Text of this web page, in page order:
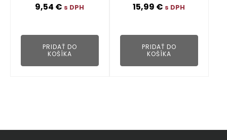
9,54 € s DPH
PRIDAŤ DO
KOŠÍKA
15,99 € s DPH
PRIDAŤ DO
KOŠÍKA